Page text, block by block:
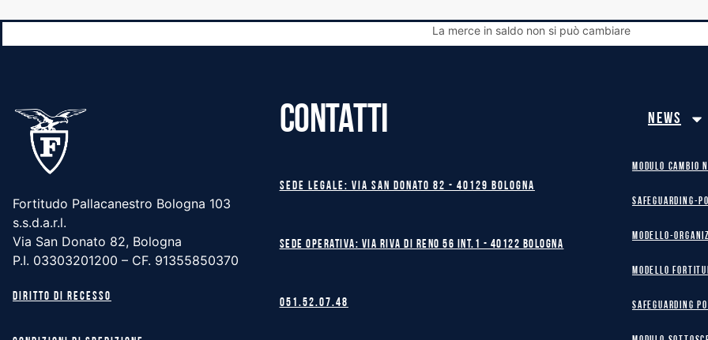
La merce in saldo non si può cambiare
Fortitudo Pallacanestro Bologna 103
s.s.d.a.r.l.
Via San Donato 82, Bologna
P.I. 03303201200 – CF. 91355850370
Diritto di recesso
CONTATTI
Sede legale: Via San Donato 82 - 40129 BOLOGNA
Sede operativa: Via Riva di Reno 56 int.1 - 40122 BOLOGNA
051.52.07.48
News
MODULO CAMBIO
safeguarding-
Modello-
MODELLO
safeguarding